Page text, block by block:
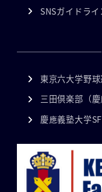
SNSガイドライ
東京六大学野球
三田倶楽部（
慶應義塾大学